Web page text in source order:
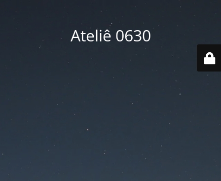
Ateliê 0630